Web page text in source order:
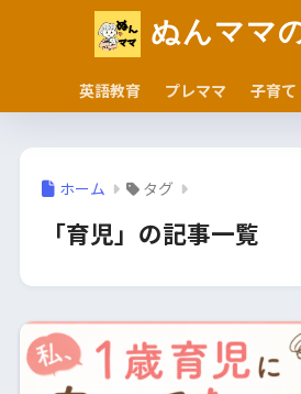
ぬんママ
英語教育 プレママ 子育て
ホーム タグ
「育児」の記事一覧